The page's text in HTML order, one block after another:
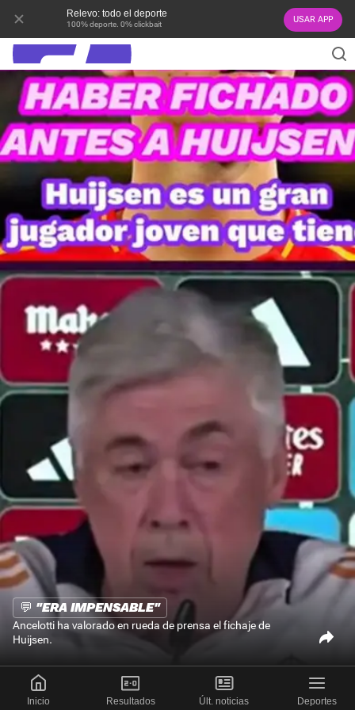
Relevo: todo el deporte
100% deporte. 0% clickbait USAR APP
💬 "ERA IMPENSABLE"
Ancelotti ha valorado en rueda de prensa el fichaje de
Huijsen.
Inicio Resultados Últ. noticias Deportes